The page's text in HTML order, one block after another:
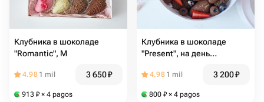
Клубника в шоколаде
"Romantic", М
4.98 1 mil 3 650₽
913 ₽ × 4 pagos
Клубника в шоколаде
"Present", на день
4.98 1 mil 3 200₽
800 ₽ × 4 pagos